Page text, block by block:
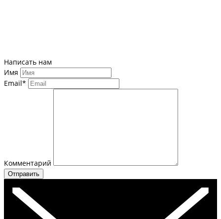
Написать нам
Имя
Email*
Комментарий
Отправить